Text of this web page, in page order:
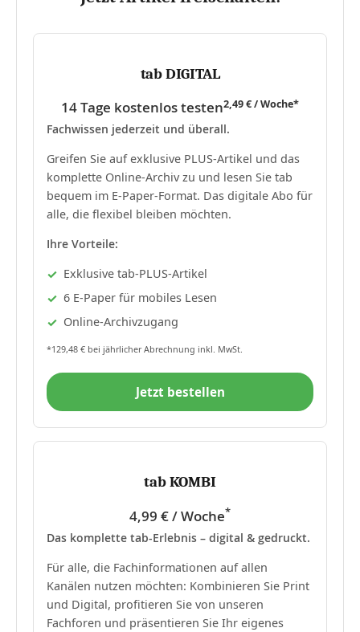
tab DIGITAL
14 Tage kostenlos testen2,49 € / Woche*
Fachwissen jederzeit und überall.
Greifen Sie auf exklusive PLUS-Artikel und das
komplette Online-Archiv zu und lesen Sie tab
bequem im E-Paper-Format. Das digitale Abo für
alle, die flexibel bleiben möchten.
Ihre Vorteile:
Exklusive tab-PLUS-Artikel
6 E-Paper für mobiles Lesen
Online-Archivzugang
*129,48 € bei jährlicher Abrechnung inkl. MwSt.
Jetzt bestellen
tab KOMBI
4,99 € / Woche*
Das komplette tab-Erlebnis – digital & gedruckt.
Für alle, die Fachinformationen auf allen
Kanälen nutzen möchten: Kombinieren Sie Print
und Digital, profitieren Sie von unseren
Fachforen und präsentieren Sie Ihr eigenes